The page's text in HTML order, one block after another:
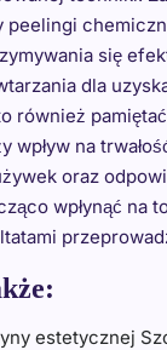
peelingi
się
dla
również
wpływ na
oraz
wpłynąć na
estetycznej